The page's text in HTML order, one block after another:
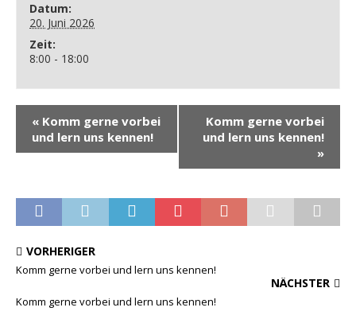
Datum:
20. Juni 2026
Zeit:
8:00 - 18:00
« Komm gerne vorbei
und lern uns kennen!
Komm gerne vorbei
und lern uns kennen!
»
VORHERIGER
Komm gerne vorbei und lern uns kennen!
NÄCHSTER
Komm gerne vorbei und lern uns kennen!